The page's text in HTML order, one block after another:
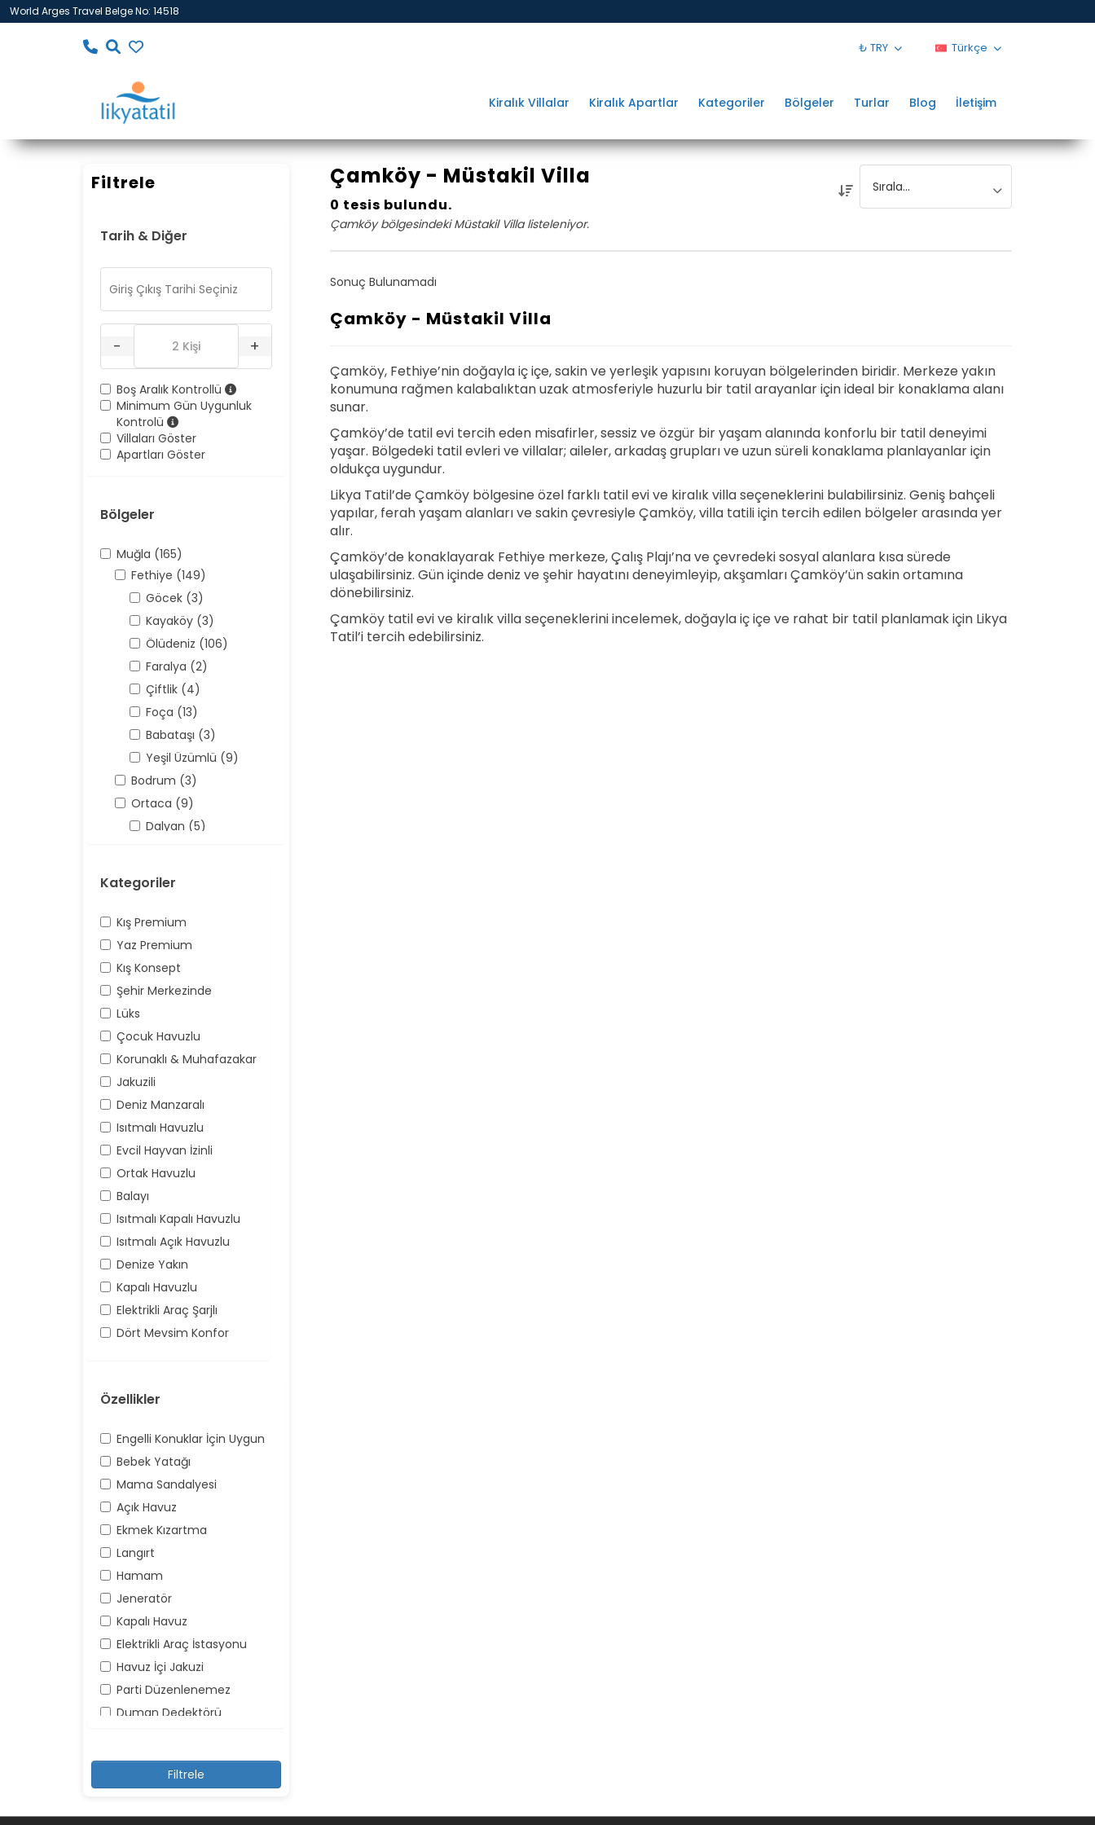
World Arges Travel Belge No: 14518
₺ TRY Türkçe
Kiralık Villalar Kiralık Apartlar Kategoriler Bölgeler Turlar Blog İletişim
Filtrele
Tarih & Diğer
- +
Boş Aralık Kontrollü
Minimum Gün Uygunluk
Kontrolü
Villaları Göster
Apartları Göster
Bölgeler
Muğla (165)
Fethiye (149)
Göcek (3)
Kayaköy (3)
Ölüdeniz (106)
Faralya (2)
Çiftlik (4)
Foça (13)
Babataşı (3)
Yeşil Üzümlü (9)
Bodrum (3)
Ortaca (9)
Dalyan (5)
Üzümlü (16)
Kategoriler
Kış Premium
Yaz Premium
Kış Konsept
Şehir Merkezinde
Lüks
Çocuk Havuzlu
Korunaklı & Muhafazakar
Jakuzili
Deniz Manzaralı
Isıtmalı Havuzlu
Evcil Hayvan İzinli
Ortak Havuzlu
Balayı
Isıtmalı Kapalı Havuzlu
Isıtmalı Açık Havuzlu
Denize Yakın
Kapalı Havuzlu
Elektrikli Araç Şarjlı
Dört Mevsim Konfor
Özellikler
Engelli Konuklar İçin Uygun
Bebek Yatağı
Mama Sandalyesi
Açık Havuz
Ekmek Kızartma
Langırt
Hamam
Jeneratör
Kapalı Havuz
Elektrikli Araç İstasyonu
Havuz İçi Jakuzi
Parti Düzenlenemez
Duman Dedektörü
Yüksek Ses Yapılamaz
Kayıt Dışı Misafir Kabul
Şemsiye ve Şezlonglar
Çamköy - Müstakil Villa
0 tesis bulundu.
Çamköy bölgesindeki Müstakil Villa listeleniyor.
Sonuç Bulunamadı
Çamköy - Müstakil Villa
Çamköy, Fethiye’nin doğayla iç içe, sakin ve yerleşik yapısını koruyan bölgelerinden biridir. Merkeze yakın
konumuna rağmen kalabalıktan uzak atmosferiyle huzurlu bir tatil arayanlar için ideal bir konaklama alanı
sunar.
Çamköy’de tatil evi tercih eden misafirler, sessiz ve özgür bir yaşam alanında konforlu bir tatil deneyimi
yaşar. Bölgedeki tatil evleri ve villalar; aileler, arkadaş grupları ve uzun süreli konaklama planlayanlar için
oldukça uygundur.
Likya Tatil’de Çamköy bölgesine özel farklı tatil evi ve kiralık villa seçeneklerini bulabilirsiniz. Geniş bahçeli
yapılar, ferah yaşam alanları ve sakin çevresiyle Çamköy, villa tatili için tercih edilen bölgeler arasında yer
alır.
Çamköy’de konaklayarak Fethiye merkeze, Çalış Plajı’na ve çevredeki sosyal alanlara kısa sürede
ulaşabilirsiniz. Gün içinde deniz ve şehir hayatını deneyimleyip, akşamları Çamköy’ün sakin ortamına
dönebilirsiniz.
Çamköy tatil evi ve kiralık villa seçeneklerini incelemek, doğayla iç içe ve rahat bir tatil planlamak için Likya
Tatil’i tercih edebilirsiniz.